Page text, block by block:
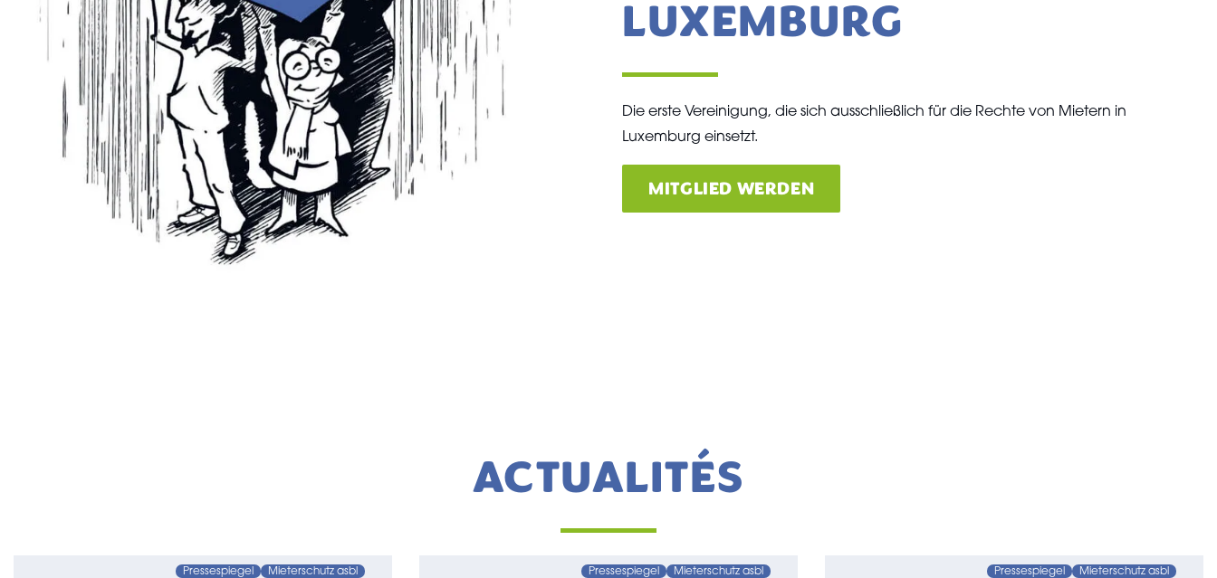
LUXEMBURG
Die erste Vereinigung, die sich ausschließlich für die Rechte von Mietern in
Luxemburg einsetzt.
MITGLIED WERDEN
ACTUALITÉS
Pressespiegel Mieterschutz asbl Pressespiegel Mieterschutz asbl Pressespiegel Mieterschutz asbl